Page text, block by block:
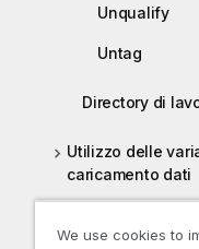
Unqualify
Untag
Directory di
Utilizzo delle
caricamento dati
We use cookies to